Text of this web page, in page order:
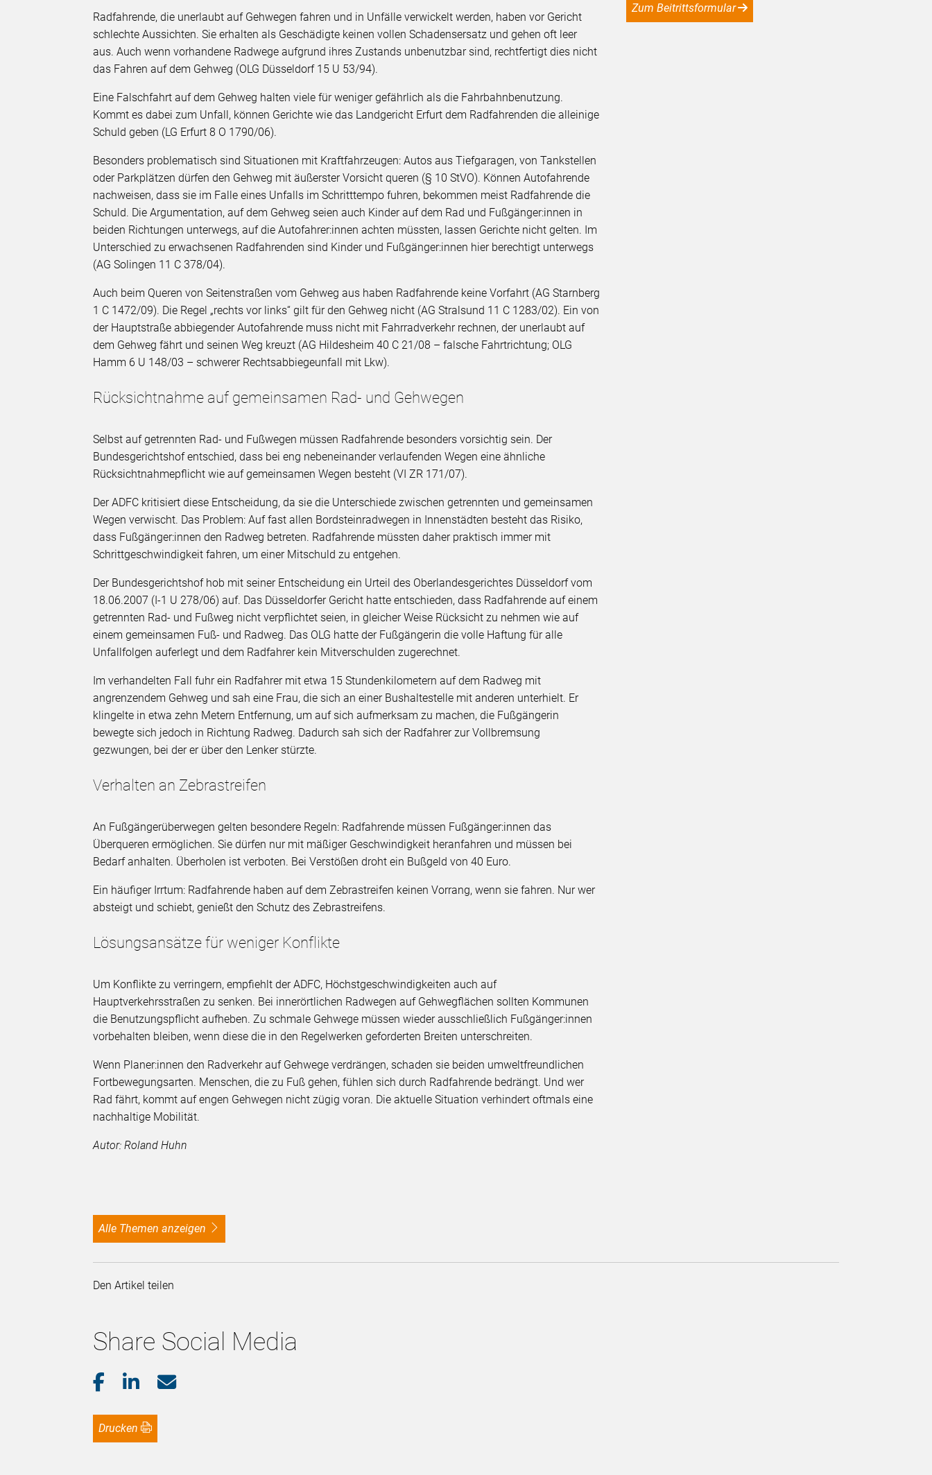
Zum Beitrittsformular
Radfahrende, die unerlaubt auf Gehwegen fahren und in Unfälle verwickelt werden, haben vor Gericht
schlechte Aussichten. Sie erhalten als Geschädigte keinen vollen Schadensersatz und gehen oft leer
aus. Auch wenn vorhandene Radwege aufgrund ihres Zustands unbenutzbar sind, rechtfertigt dies nicht
das Fahren auf dem Gehweg (OLG Düsseldorf 15 U 53/94).
Eine Falschfahrt auf dem Gehweg halten viele für weniger gefährlich als die Fahrbahnbenutzung.
Kommt es dabei zum Unfall, können Gerichte wie das Landgericht Erfurt dem Radfahrenden die alleinige
Schuld geben (LG Erfurt 8 O 1790/06).
Besonders problematisch sind Situationen mit Kraftfahrzeugen: Autos aus Tiefgaragen, von Tankstellen
oder Parkplätzen dürfen den Gehweg mit äußerster Vorsicht queren (§ 10 StVO). Können Autofahrende
nachweisen, dass sie im Falle eines Unfalls im Schritttempo fuhren, bekommen meist Radfahrende die
Schuld. Die Argumentation, auf dem Gehweg seien auch Kinder auf dem Rad und Fußgänger:innen in
beiden Richtungen unterwegs, auf die Autofahrer:innen achten müssten, lassen Gerichte nicht gelten. Im
Unterschied zu erwachsenen Radfahrenden sind Kinder und Fußgänger:innen hier berechtigt unterwegs
(AG Solingen 11 C 378/04).
Auch beim Queren von Seitenstraßen vom Gehweg aus haben Radfahrende keine Vorfahrt (AG Starnberg
1 C 1472/09). Die Regel „rechts vor links“ gilt für den Gehweg nicht (AG Stralsund 11 C 1283/02). Ein von
der Hauptstraße abbiegender Autofahrende muss nicht mit Fahrradverkehr rechnen, der unerlaubt auf
dem Gehweg fährt und seinen Weg kreuzt (AG Hildesheim 40 C 21/08 – falsche Fahrtrichtung; OLG
Hamm 6 U 148/03 – schwerer Rechtsabbiegeunfall mit Lkw).
Rücksichtnahme auf gemeinsamen Rad- und Gehwegen
Selbst auf getrennten Rad- und Fußwegen müssen Radfahrende besonders vorsichtig sein. Der
Bundesgerichtshof entschied, dass bei eng nebeneinander verlaufenden Wegen eine ähnliche
Rücksichtnahmepflicht wie auf gemeinsamen Wegen besteht (VI ZR 171/07).
Der ADFC kritisiert diese Entscheidung, da sie die Unterschiede zwischen getrennten und gemeinsamen
Wegen verwischt. Das Problem: Auf fast allen Bordsteinradwegen in Innenstädten besteht das Risiko,
dass Fußgänger:innen den Radweg betreten. Radfahrende müssten daher praktisch immer mit
Schrittgeschwindigkeit fahren, um einer Mitschuld zu entgehen.
Der Bundesgerichtshof hob mit seiner Entscheidung ein Urteil des Oberlandesgerichtes Düsseldorf vom
18.06.2007 (I-1 U 278/06) auf. Das Düsseldorfer Gericht hatte entschieden, dass Radfahrende auf einem
getrennten Rad- und Fußweg nicht verpflichtet seien, in gleicher Weise Rücksicht zu nehmen wie auf
einem gemeinsamen Fuß- und Radweg. Das OLG hatte der Fußgängerin die volle Haftung für alle
Unfallfolgen auferlegt und dem Radfahrer kein Mitverschulden zugerechnet.
Im verhandelten Fall fuhr ein Radfahrer mit etwa 15 Stundenkilometern auf dem Radweg mit
angrenzendem Gehweg und sah eine Frau, die sich an einer Bushaltestelle mit anderen unterhielt. Er
klingelte in etwa zehn Metern Entfernung, um auf sich aufmerksam zu machen, die Fußgängerin
bewegte sich jedoch in Richtung Radweg. Dadurch sah sich der Radfahrer zur Vollbremsung
gezwungen, bei der er über den Lenker stürzte.
Verhalten an Zebrastreifen
An Fußgängerüberwegen gelten besondere Regeln: Radfahrende müssen Fußgänger:innen das
Überqueren ermöglichen. Sie dürfen nur mit mäßiger Geschwindigkeit heranfahren und müssen bei
Bedarf anhalten. Überholen ist verboten. Bei Verstößen droht ein Bußgeld von 40 Euro.
Ein häufiger Irrtum: Radfahrende haben auf dem Zebrastreifen keinen Vorrang, wenn sie fahren. Nur wer
absteigt und schiebt, genießt den Schutz des Zebrastreifens.
Lösungsansätze für weniger Konflikte
Um Konflikte zu verringern, empfiehlt der ADFC, Höchstgeschwindigkeiten auch auf
Hauptverkehrsstraßen zu senken. Bei innerörtlichen Radwegen auf Gehwegflächen sollten Kommunen
die Benutzungspflicht aufheben. Zu schmale Gehwege müssen wieder ausschließlich Fußgänger:innen
vorbehalten bleiben, wenn diese die in den Regelwerken geforderten Breiten unterschreiten.
Wenn Planer:innen den Radverkehr auf Gehwege verdrängen, schaden sie beiden umweltfreundlichen
Fortbewegungsarten. Menschen, die zu Fuß gehen, fühlen sich durch Radfahrende bedrängt. Und wer
Rad fährt, kommt auf engen Gehwegen nicht zügig voran. Die aktuelle Situation verhindert oftmals eine
nachhaltige Mobilität.
Autor: Roland Huhn
alle Themen anzeigen
Den Artikel teilen
Share Social Media
Drucken